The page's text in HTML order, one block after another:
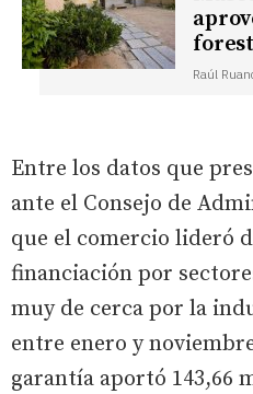
Raúl
Entre los datos que
ante el Consejo de
que el comercio lideró
financiación por
muy de cerca por la
entre enero y
garantía aportó 143,66